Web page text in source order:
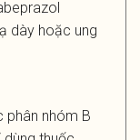
dày hoặc ung
phân nhóm B